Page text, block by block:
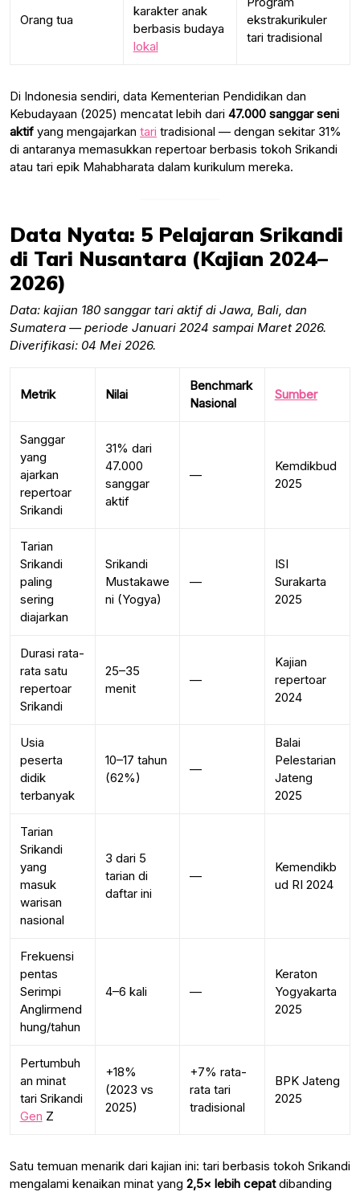
Orang tua
karakter anak
berbasis budaya
lokal
ekstrakurikuler
tari tradisional
Di Indonesia sendiri, data Kementerian Pendidikan dan
Kebudayaan (2025) mencatat lebih dari 47.000 sanggar seni
aktif yang mengajarkan tari tradisional — dengan sekitar 31%
di antaranya memasukkan repertoar berbasis tokoh Srikandi
atau tari epik Mahabharata dalam kurikulum mereka.
Data Nyata: 5 Pelajaran Srikandi
di Tari Nusantara (Kajian 2024–
2026)
Data: kajian 180 sanggar tari aktif di Jawa, Bali, dan
Sumatera — periode Januari 2024 sampai Maret 2026.
Diverifikasi: 04 Mei 2026.
Metrik Nilai
Benchmark
Nasional
Sumber
Sanggar
yang
ajarkan
repertoar
Srikandi
31% dari
47.000
sanggar
aktif
—
Kemdikbud
2025
Tarian
Srikandi
paling
sering
diajarkan
Srikandi
Mustakawe
ni (Yogya)
—
ISI
Surakarta
2025
Durasi rata-
rata satu
repertoar
Srikandi
25–35
menit
—
Kajian
repertoar
2024
Usia
peserta
didik
terbanyak
10–17 tahun
(62%)
—
Balai
Pelestarian
Jateng
2025
Tarian
Srikandi
yang
masuk
warisan
nasional
3 dari 5
tarian di
daftar ini
—
Kemendikb
ud RI 2024
Frekuensi
pentas
Serimpi
Anglirmend
hung/tahun
4–6 kali —
Keraton
Yogyakarta
2025
Pertumbuh
an minat
tari Srikandi
Gen Z
+18%
(2023 vs
2025)
+7% rata-
rata tari
tradisional
BPK Jateng
2025
Satu temuan menarik dari kajian ini: tari berbasis tokoh Srikandi
mengalami kenaikan minat yang 2,5× lebih cepatdibanding